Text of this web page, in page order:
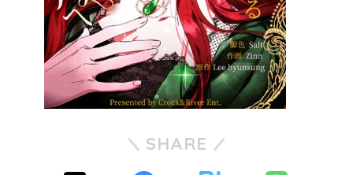
SHARE